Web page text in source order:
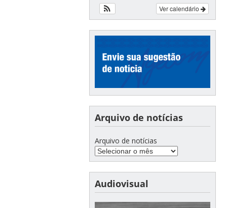
Ver calendário
Arquivo de notícias
Arquivo de notícias
Audiovisual